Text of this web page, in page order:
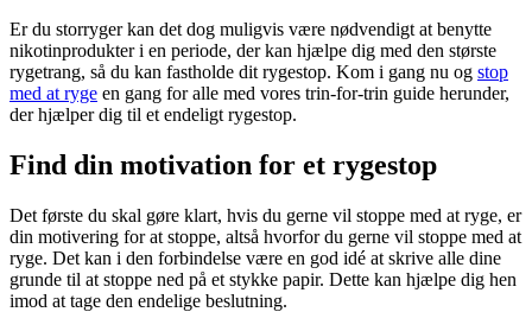
Er du storryger kan det dog muligvis være nødvendigt at benytte
nikotinprodukter i en periode, der kan hjælpe dig med den største
rygetrang, så du kan fastholde dit rygestop. Kom i gang nu og stop
med at ryge en gang for alle med vores trin-for-trin guide herunder,
der hjælper dig til et endeligt rygestop.
Find din motivation for et rygestop
Det første du skal gøre klart, hvis du gerne vil stoppe med at ryge, er
din motivering for at stoppe, altså hvorfor du gerne vil stoppe med at
ryge. Det kan i den forbindelse være en god idé at skrive alle dine
grunde til at stoppe ned på et stykke papir. Dette kan hjælpe dig hen
imod at tage den endelige beslutning.